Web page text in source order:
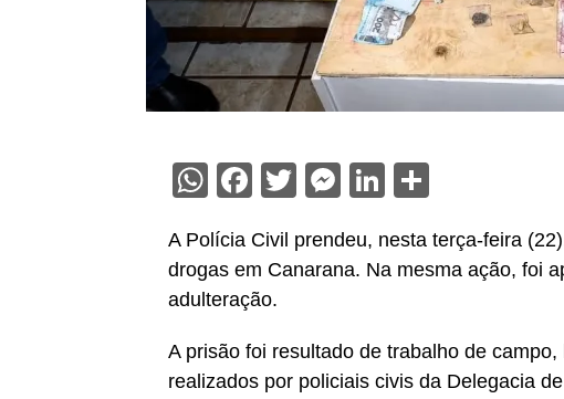
WhatsApp
Facebook
Twitter
Messenger
LinkedIn
A Polícia Civil prendeu, nesta terça-feira
drogas em Canarana. Na mesma ação, foi
adulteração.
A prisão foi resultado de trabalho de
realizados por policiais civis da Delegacia